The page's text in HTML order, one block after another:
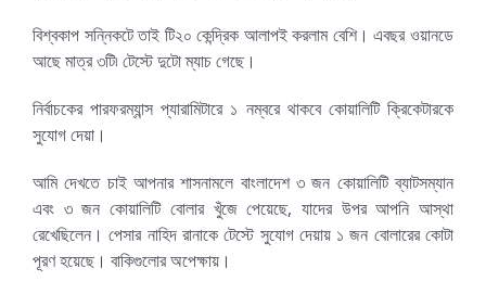
বিশ্বকাপ সন্নিকটে তাই টি২০ কেন্দ্রিক আলাপই করলাম বেশি। এবছর ওয়ানডে
আছে মাত্র ৩টি৷ টেস্টে দুটো ম্যাচ গেছে।
নির্বাচকের পারফরম্যান্স প্যারামিটারে ১ নম্বরে থাকবে কোয়ালিটি ক্রিকেটারকে
সুযোগ দেয়া।
আমি দেখতে চাই আপনার শাসনামলে বাংলাদেশ ৩ জন কোয়ালিটি ব্যাটসম্যান
এবং ৩ জন কোয়ালিটি বোলার খুঁজে পেয়েছে, যাদের উপর আপনি আস্থা
রেখেছিলেন। পেসার নাহিদ রানাকে টেস্টে সুযোগ দেয়ায় ১ জন বোলারের কোটা
পূরণ হয়েছে। বাকিগুলোর অপেক্ষায়।